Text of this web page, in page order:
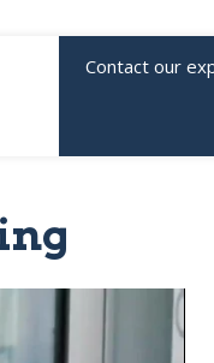
Contact our